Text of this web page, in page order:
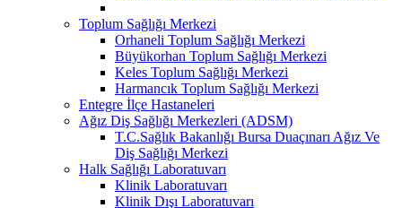
Toplum Sağlığı Merkezi
Orhaneli Toplum Sağlığı Merkezi
Büyükorhan Toplum Sağlığı Merkezi
Keles Toplum Sağlığı Merkezi
Harmancık Toplum Sağlığı Merkezi
Entegre İlçe Hastaneleri
Ağız Diş Sağlığı Merkezleri (ADSM)
T.C.Sağlık Bakanlığı Bursa Duaçınarı Ağız Ve
Diş Sağlığı Merkezi
Halk Sağlığı Laboratuvarı
Klinik Laboratuvarı
Klinik Dışı Laboratuvarı